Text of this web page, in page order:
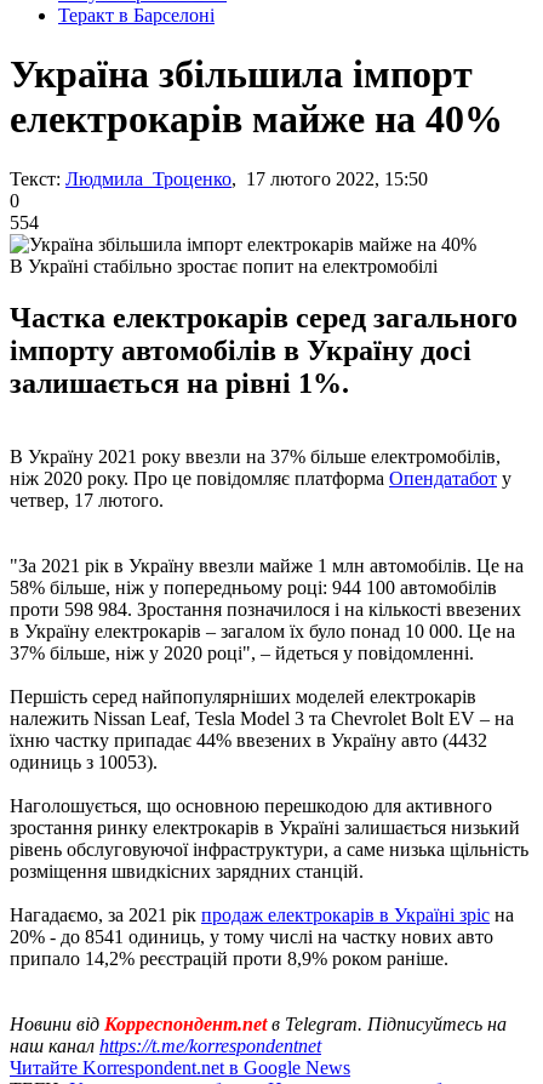
Теракт в Барселоні
Україна збільшила імпорт
електрокарів майже на 40%
Текст: Людмила Троценко, 17 лютого 2022, 15:50
0
554
В Україні стабільно зростає попит на електромобілі
Частка електрокарів серед загального
імпорту автомобілів в Україну досі
залишається на рівні 1%.
В Україну 2021 року ввезли на 37% більше електромобілів,
ніж 2020 року. Про це повідомляє платформа Опендатабот у
четвер, 17 лютого.
"За 2021 рік в Україну ввезли майже 1 млн автомобілів. Це на
58% більше, ніж у попередньому році: 944 100 автомобілів
проти 598 984. Зростання позначилося і на кількості ввезених
в Україну електрокарів – загалом їх було понад 10 000. Це на
37% більше, ніж у 2020 році", – йдеться у повідомленні.
Першість серед найпопулярніших моделей електрокарів
належить Nissan Leaf, Tesla Model 3 та Chevrolet Bolt EV – на
їхню частку припадає 44% ввезених в Україну авто (4432
одиниць з 10053).
Наголошується, що основною перешкодою для активного
зростання ринку електрокарів в Україні залишається низький
рівень обслуговуючої інфраструктури, а саме низька щільність
розміщення швидкісних зарядних станцій.
Нагадаємо, за 2021 рік продаж електрокарів в Україні зріс на
20% - до 8541 одиниць, у тому числі на частку нових авто
припало 14,2% реєстрацій проти 8,9% роком раніше.
Новини від Корреспондент.netв Telegram. Підписуйтесь на
наш канал https://t.me/korrespondentnet
Читайте Korrespondent.net в Google News